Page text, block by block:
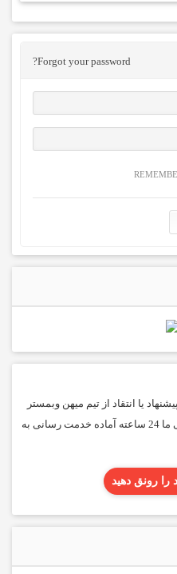
Forgot your password?
یا انتقاد از تیم میهن وبمستر
با ما تماس بگیرید.کارشناسان پشتیبانی ما 24 ساعته آماده خدمت رسانی به
رونق دهید